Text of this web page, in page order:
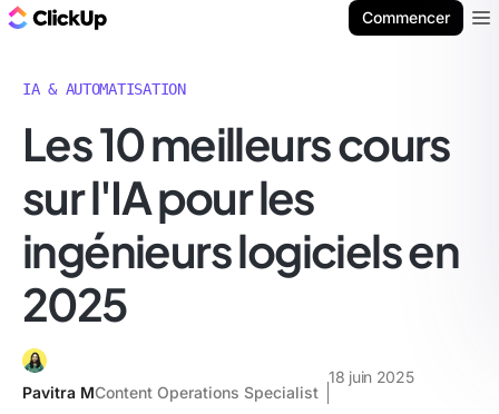
Commencer
IA & AUTOMATISATION
Les 10 meilleurs cours
sur l'IA pour les
ingénieurs logiciels en
2025
Pavitra MContent Operations Specialist
18 juin 2025